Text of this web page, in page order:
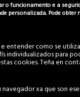
Piñeiro 22, Vincios
Legal e Política de
Veciñais en Man
funcionamento e a
personalizada. Pode
entender como se
individualizados para
cookies. Teña en
xa que son